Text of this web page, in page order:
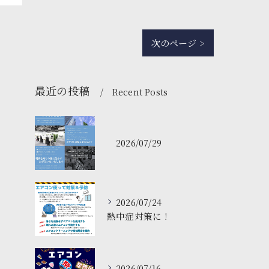
次のページ >
最近の投稿 Recent Posts
2026/07/29
2026/07/24
熱中症対策に！